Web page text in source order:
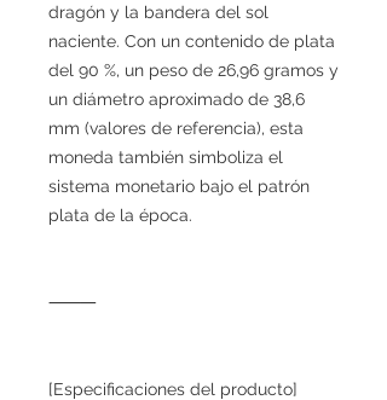
dragón y la bandera del sol
naciente. Con un contenido de plata
del 90 %, un peso de 26,96 gramos y
un diámetro aproximado de 38,6
mm (valores de referencia), esta
moneda también simboliza el
sistema monetario bajo el patrón
plata de la época.
⸻
[Especificaciones del producto]